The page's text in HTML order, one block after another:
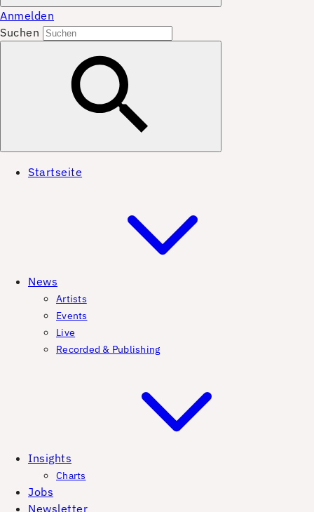
Anmelden
Suchen
Startseite
News
Artists
Events
Live
Recorded & Publishing
Insights
Charts
Jobs
Newsletter